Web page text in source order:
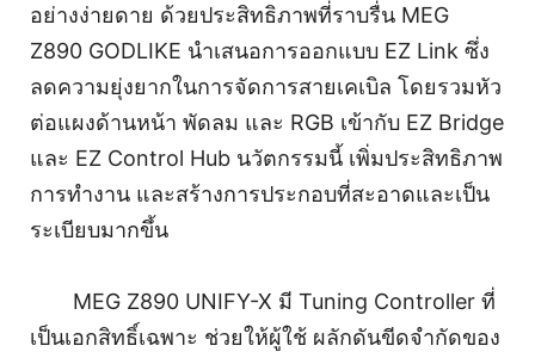
อย่างง่ายดาย ด้วยประสิทธิภาพที่ราบรื่น MEG
Z890 GODLIKE นำเสนอการออกแบบ EZ Link ซึ่ง
ลดความยุ่งยากในการจัดการสายเคเบิล โดยรวมหัว
ต่อแผงด้านหน้า พัดลม และ RGB เข้ากับ EZ Bridge
และ EZ Control Hub นวัตกรรมนี้ เพิ่มประสิทธิภาพ
การทำงาน และสร้างการประกอบที่สะอาดและเป็น
ระเบียบมากขึ้น
MEG Z890 UNIFY-X มี Tuning Controller ที่
เป็นเอกสิทธิ์เฉพาะ ช่วยให้ผู้ใช้ ผลักดันขีดจำกัดของ